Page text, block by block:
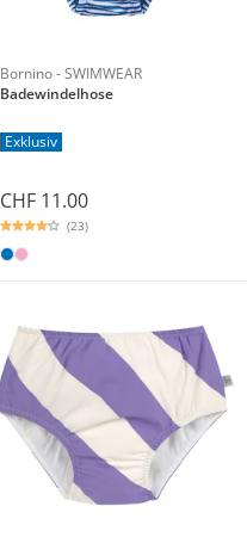
Bornino - SWIMWEAR
Badewindelhose
Exklusiv
CHF 11.00
(23)